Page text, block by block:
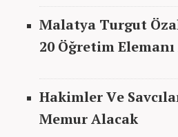
Malatya Turgut
20 Öğretim
Hakimler Ve
Memur Alacak